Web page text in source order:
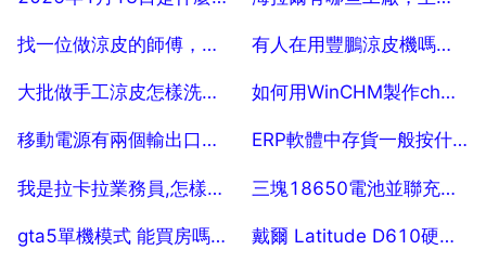
2025-07-29 2025-07-29
找一位做涼皮的師傅，有做涼皮的師傅嗎？做出涼皮又軟又薄又勁道！
2025-07-29
有人在用豐鵬涼皮機嗎？怎麼樣
2025-07-29
大批做手工涼皮怎樣洗面，做涼皮怎樣洗面
2025-07-29
如何用WinCHM製作chm電子書
2025-07-29
移動電源有兩個輸出口該用哪乙個
2025-07-29
ERP軟體中存貨一般按什麼分類
2025-07-29
我是拉卡拉業務員,怎樣把POS機很好的推廣給客戶
2025-07-29
三塊18650電池並聯充電用多大充電器合適
2025-07-29
gta5單機模式 能買房嗎錢怎麼用 戴爾 Latitude D610硬體公升級